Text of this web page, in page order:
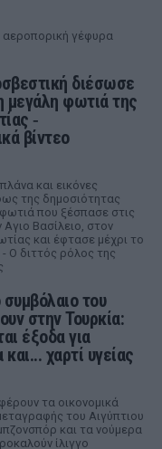
γέφυρα
διέσωσε
μεγάλη φωτιά της
‑
βίντεο
και εικόνες
της δημοσιότητας
που ξέσπασε στις
Αγιο Βασίλειο, στον
και έφτασε μέχρι το
Ο διττός ρόλος της
συμβόλαιο του
στην Τουρκία:
έξοδα για
χαρτί υγείας
τα οικονομικά
του Αιγύπτιου
και τα νούμερα
ίλιγγο